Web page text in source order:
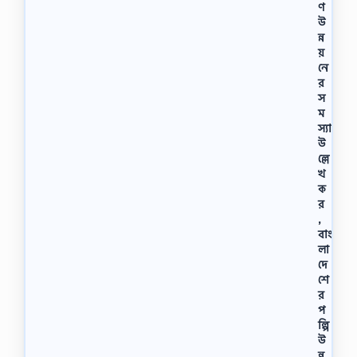
ণ
উ
ন্ন
য়
নে
র
স
ম
স্যা
উ
ল্লে
খ
ক
র
,
বাং
লা
দে
শে
র
প
ল্পি
উ